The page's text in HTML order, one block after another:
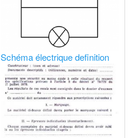
Schéma électrique definition